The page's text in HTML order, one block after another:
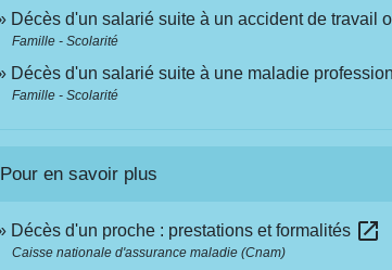
Décès d'un salarié suite à un accident de travail
Famille - Scolarité
Décès d'un salarié suite à une maladie
Famille - Scolarité
Pour en savoir plus
Décès d'un proche : prestations et formalités open_in_new
Caisse nationale d'assurance maladie (Cnam)